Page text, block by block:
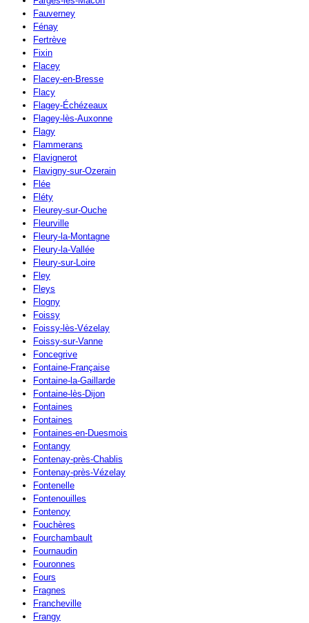
Fauverney
Fénay
Fertrève
Fixin
Flacey
Flacey-en-Bresse
Flacy
Flagey-Échézeaux
Flagey-lès-Auxonne
Flagy
Flammerans
Flavignerot
Flavigny-sur-Ozerain
Flée
Fléty
Fleurey-sur-Ouche
Fleurville
Fleury-la-Montagne
Fleury-la-Vallée
Fleury-sur-Loire
Fley
Fleys
Flogny
Foissy
Foissy-lès-Vézelay
Foissy-sur-Vanne
Foncegrive
Fontaine-Française
Fontaine-la-Gaillarde
Fontaine-lès-Dijon
Fontaines
Fontaines
Fontaines-en-Duesmois
Fontangy
Fontenay-près-Chablis
Fontenay-près-Vézelay
Fontenelle
Fontenouilles
Fontenoy
Fouchères
Fourchambault
Fournaudin
Fouronnes
Fours
Fragnes
Francheville
Frangy